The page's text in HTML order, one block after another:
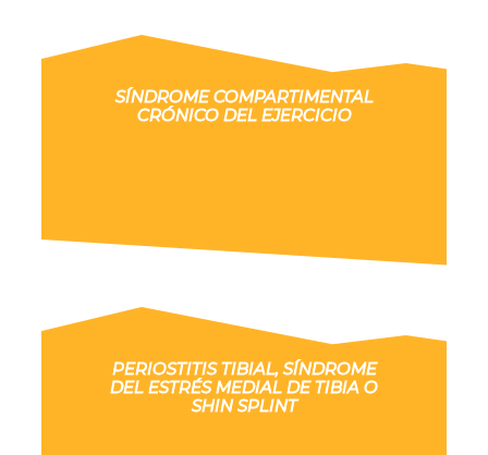
SÍNDROME COMPARTIMENTAL
CRÓNICO DEL EJERCICIO
PERIOSTITIS TIBIAL, SÍNDROME
DEL ESTRÉS MEDIAL DE TIBIA O
SHIN SPLINT